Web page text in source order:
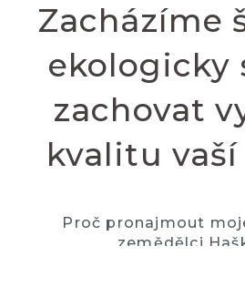
Zacházíme
ekologicky
zachovat
kvalitu vaší
Proč pronajmout
zemědělci